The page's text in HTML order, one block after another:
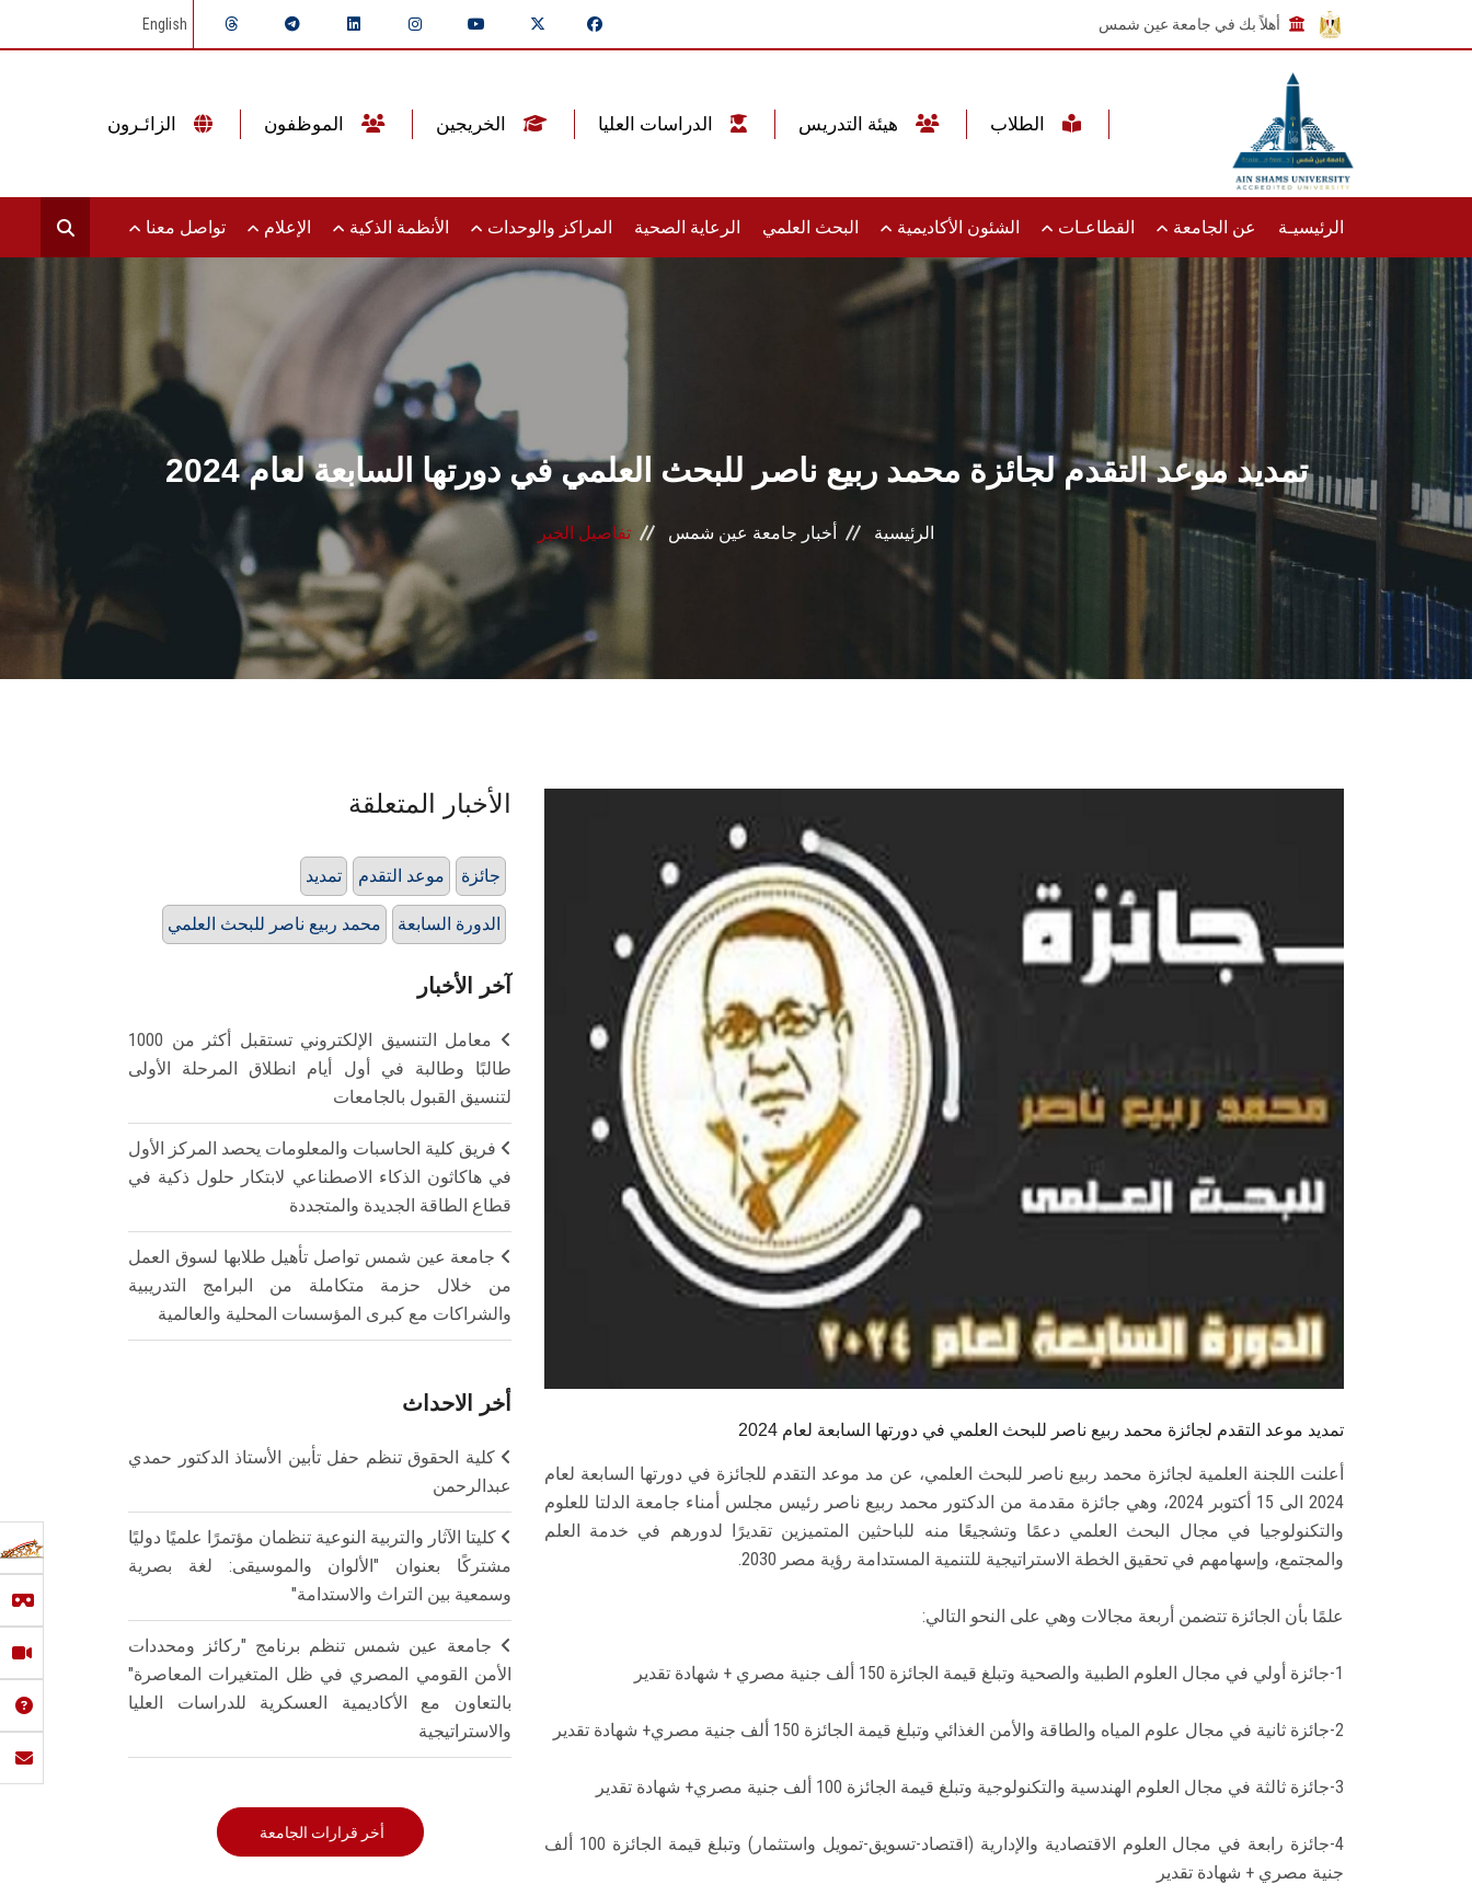
أهلاً بك في جامعة عين شمس English
الرئيسيـة عن الجامعة القطاعـات الشئون الأكاديمية البحث العلمي الرعاية الصحية المراكز والوحدات الأنظمة الذكية الإعلام تواصل معنا
تمديد موعد التقدم لجائزة محمد ربيع ناصر للبحث العلمي في دورتها السابعة لعام 2024
الرئيسية أخبار جامعة عين شمس تفاصيل الخبر
تمديد موعد التقدم لجائزة محمد ربيع ناصر للبحث العلمي في دورتها السابعة لعام 2024
أعلنت اللجنة العلمية لجائزة محمد ربيع ناصر للبحث العلمي، عن مد موعد التقدم للجائزة في دورتها السابعة لعام
2024 الى 15 أكتوبر 2024، وهي جائزة مقدمة من الدكتور محمد ربيع ناصر رئيس مجلس أمناء جامعة الدلتا للعلوم
والتكنولوجيا في مجال البحث العلمي دعمًا وتشجيعًا منه للباحثين المتميزين تقديرًا لدورهم في خدمة العلم
والمجتمع، وإسهامهم في تحقيق الخطة الاستراتيجية للتنمية المستدامة رؤية مصر 2030.
علمًا بأن الجائزة تتضمن أربعة مجالات وهي على النحو التالي:
1-جائزة أولي في مجال العلوم الطبية والصحية وتبلغ قيمة الجائزة 150 ألف جنية مصري + شهادة تقدير
2-جائزة ثانية في مجال علوم المياه والطاقة والأمن الغذائي وتبلغ قيمة الجائزة 150 ألف جنية مصري+ شهادة تقدير
3-جائزة ثالثة في مجال العلوم الهندسية والتكنولوجية وتبلغ قيمة الجائزة 100 ألف جنية مصري+ شهادة تقدير
4-جائزة رابعة في مجال العلوم الاقتصادية والإدارية (اقتصاد-تسويق-تمويل واستثمار) وتبلغ قيمة الجائزة 100 ألف
جنية مصري + شهادة تقدير
الأخبار المتعلقة
تمديد موعد التقدم جائزة
محمد ربيع ناصر للبحث العلمي الدورة السابعة
آخر الأخبار
معامل التنسيق الإلكتروني تستقبل أكثر من 1000
طالبًا وطالبة في أول أيام انطلاق المرحلة الأولى
لتنسيق القبول بالجامعات
فريق كلية الحاسبات والمعلومات يحصد المركز الأول
في هاكاثون الذكاء الاصطناعي لابتكار حلول ذكية في
قطاع الطاقة الجديدة والمتجددة
جامعة عين شمس تواصل تأهيل طلابها لسوق العمل
من خلال حزمة متكاملة من البرامج التدريبية
والشراكات مع كبرى المؤسسات المحلية والعالمية
أخر الاحداث
كلية الحقوق تنظم حفل تأبين الأستاذ الدكتور حمدي
عبدالرحمن
كليتا الآثار والتربية النوعية تنظمان مؤتمرًا علميًا دوليًا
مشتركًا بعنوان "الألوان والموسيقى: لغة بصرية
وسمعية بين التراث والاستدامة"
جامعة عين شمس تنظم برنامج "ركائز ومحددات
الأمن القومي المصري في ظل المتغيرات المعاصرة"
بالتعاون مع الأكاديمية العسكرية للدراسات العليا
والاستراتيجية
أخر قرارات الجامعة